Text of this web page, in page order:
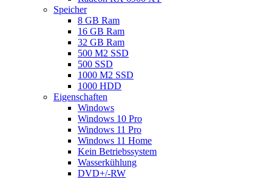
Speicher
8 GB Ram
16 GB Ram
32 GB Ram
500 M2 SSD
500 SSD
1000 M2 SSD
1000 HDD
Eigenschaften
Windows
Windows 10 Pro
Windows 11 Pro
Windows 11 Home
Kein Betriebssystem
Wasserkühlung
DVD+/-RW